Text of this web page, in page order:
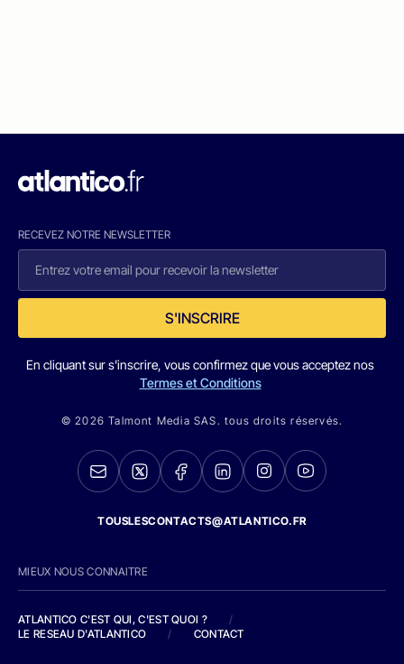
RECEVEZ NOTRE NEWSLETTER
S'INSCRIRE
En cliquant sur s'inscrire, vous confirmez que vous acceptez nos
Termes et Conditions
© 2026 Talmont Media SAS. tous droits réservés.
TOUSLESCONTACTS@ATLANTICO.FR
MIEUX NOUS CONNAITRE
ATLANTICO C'EST QUI, C'EST QUOI ?
/
LE RESEAU D'ATLANTICO
/ CONTACT